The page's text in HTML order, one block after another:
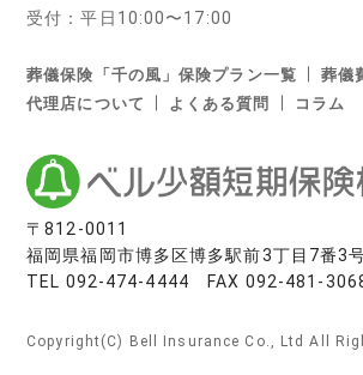
寺院墓地.com 優良墓石・石材店ガイド
お墓の引越し＆墓じまいくん
いい葬儀 いいお坊さん
日本最大級の仏壇仏具総合サイト「いい仏壇
いい仏壇
受付：平日10:00〜17:00
葬儀保険「千の風」保険プラン一覧
葬儀
代理店について
よくある質問 コラム
Copyright(C) Bell Insurance Co., Ltd All
〒812-0011
福岡県福岡市博多区博多駅前3丁目7番3
TEL 092-474-4444 FAX 092-481-